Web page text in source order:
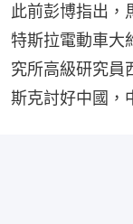
此前彭博指出，
特斯拉電動車大
究所高級研究員
斯克討好中國，